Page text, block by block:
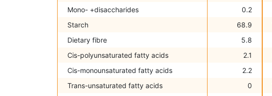
Mono- +disaccharides
0.2
Starch
68.9
Dietary fibre
5.8
Cis-polyunsaturated fatty acids
2.1
Cis-monounsaturated fatty acids
2.2
Trans-unsaturated fatty acids
0